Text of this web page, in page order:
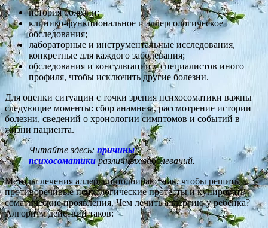
история болезни;
клинико-функциональное и аллергологическое
обследования;
лабораторные и инструментальные исследования,
конкретные для каждого заболевания;
обследования и консультации у специалистов иного
профиля, чтобы исключить другие болезни.
Для оценки ситуации с точки зрения психосоматики важны
следующие моменты: сбор анамнеза, рассмотрение истории
болезни, сведений о хронологии симптомов и событий в
жизни пациента.
Читайте здесь: причины
психосоматикиразличных заболеваний.
Методы лечения аллергии подбирают так, чтобы решить
противоречивые психологические протесты и купировать
соматические проявления. Чем лечить аллергию у ребенка?
Алгоритм действий таков: